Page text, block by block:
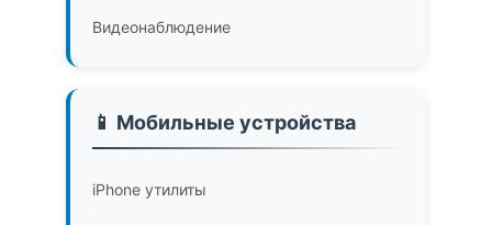
Видеонаблюдение
📱 Мобильные устройства
iPhone утилиты